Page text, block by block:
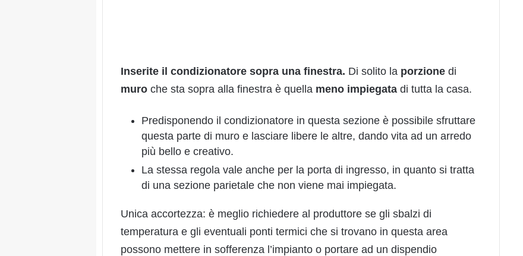
Inserite il condizionatore sopra una finestra. Di solito la porzione di
muro che sta sopra alla finestra è quella meno impiegata di tutta la casa.
Predisponendo il condizionatore in questa sezione è possibile sfruttare
questa parte di muro e lasciare libere le altre, dando vita ad un arredo
più bello e creativo.
La stessa regola vale anche per la porta di ingresso, in quanto si tratta
di una sezione parietale che non viene mai impiegata.
Unica accortezza: è meglio richiedere al produttore se gli sbalzi di
temperatura e gli eventuali ponti termici che si trovano in questa area
possono mettere in sofferenza l’impianto o portare ad un dispendio